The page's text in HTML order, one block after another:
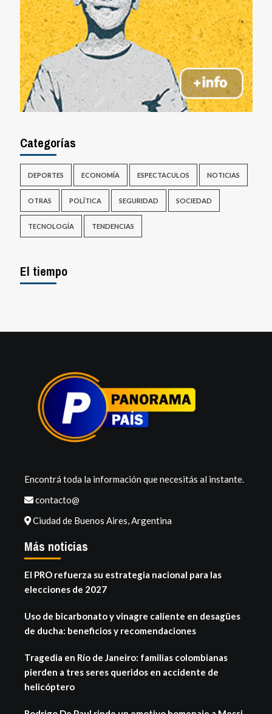
Categorías
DEPORTES ECONOMÍA ESPECTACULOS NOTICIAS
OTRAS POLÍTICA SEGURIDAD SOCIEDAD
TECNOLOGÍA TENDENCIAS
El tiempo
Encontrá toda la información que necesitás al instante.
contacto@
Ciudad de Buenos Aires, Argentina
Más noticias
El PRO refuerza su estrategia nacional para las
elecciones de 2027
Uso de bicarbonato y vinagre caliente en desagües
de ducha: beneficios y recomendaciones
Tragedia en Río de Janeiro: familias colombianas
pierden a tres seres queridos en accidente de
helicóptero